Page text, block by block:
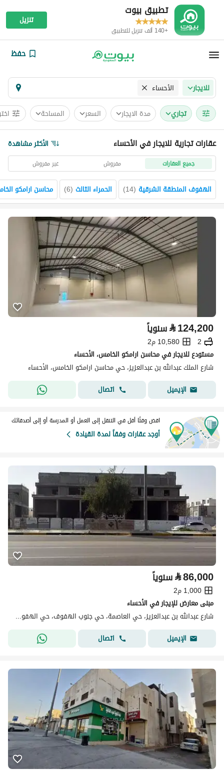
تطبيق بيوت
+140 ألف تنزيل للتطبيق
تنزيل
حفظ
للايجار الأحساء
تجاري مدة الايجار السعر المساحة
عقارات تجارية للايجار في الأحساء الأكثر مشاهدة
جميع العقارات مفروش غير مفروش
الهفوف المنطقة الشرقية (
14
) الحمراء الثالث (
6
) محاسن ارامكو
⃁124,200 سنوياً
2
10,580 م2
مستودع للايجار في محاسن ارامكو الخامس، الأحساء
شارع الملك عبدالله بن عبدالعزيز، حي محاسن ارامكو الخامس، الأحساء
الإيميل
اتصال
اقض وقتًا أقل في التنقل إلى العمل أو المدرسة أو إلى أصدقائك
أوجد عقارات وفقاً لمدة القيادة
⃁86,000 سنوياً
1,000 م2
مبنى معارض للإيجار في الأحساء
شارع عبدالله بن عبدالعزيز، حي العاصمة، حي جنوب الهفوف، حي الهفوف المنطقة الشرقية، الأحساء
الإيميل
اتصال